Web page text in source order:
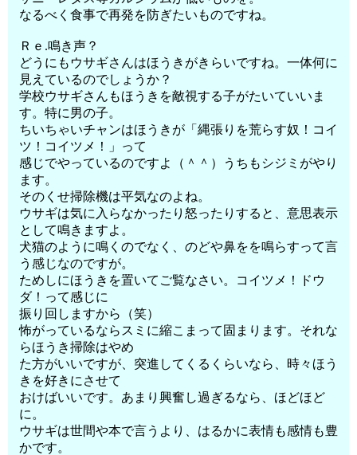
なるべく食事で再発を防ぎたいものですね。
Ｒｅ.鳴き声？
どうにもウサギさんはほうきがきらいですね。一体何に
見えているのでしょうか？
学校ウサギさんもほうきを敵視する子がたいていいま
す。特に男の子。
ちいちゃいチャンはほうきが「縄張りを荒らす奴！コイ
ツ！コイツメ！」って
感じでやっているのですよ（＾＾）うちもシジミがやり
ます。
そのくせ掃除機は平気なのよね。
ウサギは気に入らなかったり怒ったりすると、意思表示
として鳴きますよ。
犬猫のように鳴くのでなく、のどや鼻をを鳴らすって言
う感じなのですが。
ためしにほうきを置いてご覧なさい。コイツメ！ドウ
ダ！って感じに
振り回しますから（笑）
怖がっているならスミに縮こまって固まります。それな
らほうき掃除はやめ
た方がいいですが、突進してくるくらいなら、時々ほう
きを好きにさせて
おけばいいです。あまり興奮し過ぎるなら、ほどほど
に。
ウサギは世間や本で言うより、はるかに表情も感情も豊
かです。